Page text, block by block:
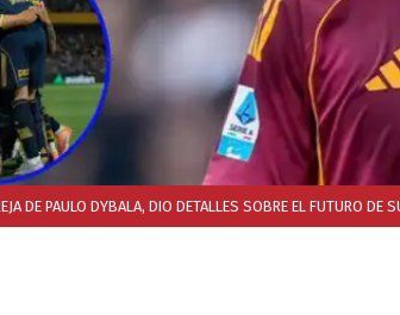
DE PAULO DYBALA, DIO DETALLES SOBRE EL FUTURO